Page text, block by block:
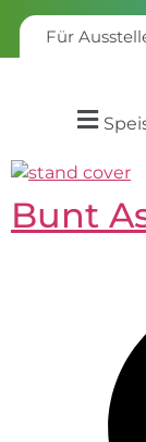
Für
Bunt